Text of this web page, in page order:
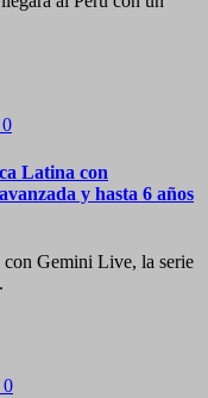
0
Latina con
y hasta 6 años
con Gemini Live, la serie
0